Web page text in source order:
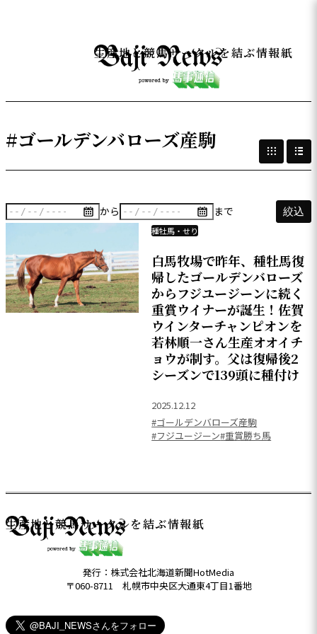
生産地と競馬サークルを結ぶ情報紙
#ゴールデンバローズ産駒
から まで 絞込
種牡馬・せり
白馬牧場で昨年、種牡馬復
帰したゴールデンバローズ
からフジユージーンに続く
重賞ウイナーが誕生！佐賀
ウインターチャンピオンを
若林順一さん生産オオイチ
ョウが制す。父は復帰後2
シーズンで139頭に種付け
2025.12.12
#ゴールデンバローズ産駒
#フジユージーン#重賞勝ち馬
生産地と競馬サークルを結ぶ情報紙
発行：株式会社北海道新聞HotMedia
〒060-8711 札幌市中央区大通東4丁目1番地